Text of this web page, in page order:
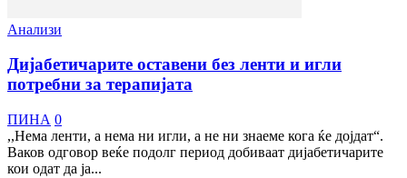
Анализи
Дијабетичарите оставени без ленти и игли
потребни за терапијата
ПИНА 0
,,Нема ленти, а нема ни игли, а не ни знаеме кога ќе дојдат“.
Ваков одговор веќе подолг период добиваат дијабетичарите
кои одат да ја...